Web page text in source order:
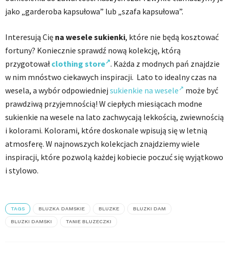
jako „garderoba kapsułowa” lub „szafa kapsułowa”.
Interesują Cię na wesele sukienki, które nie będą kosztować
fortuny? Koniecznie sprawdź nową kolekcję, którą
przygotowałclothing store . Każda z modnych pań znajdzie
w nim mnóstwo ciekawych inspiracji. Lato to idealny czas na
wesela, a wybór odpowiedniej sukienkie na wesele
może być
prawdziwą przyjemnością! W ciepłych miesiącach modne
sukienkie na wesele na lato zachwycają lekkością, zwiewnością
i kolorami. Kolorami, które doskonale wpisują się w letnią
atmosferę. W najnowszych kolekcjach znajdziemy wiele
inspiracji, które pozwolą każdej kobiecie poczuć się wyjątkowo
i stylowo.
TAGS BLUZKA DAMSKIE BLUZKE BLUZKI DAM
BLUZKI DAMSKI TANIE BLUZECZKI